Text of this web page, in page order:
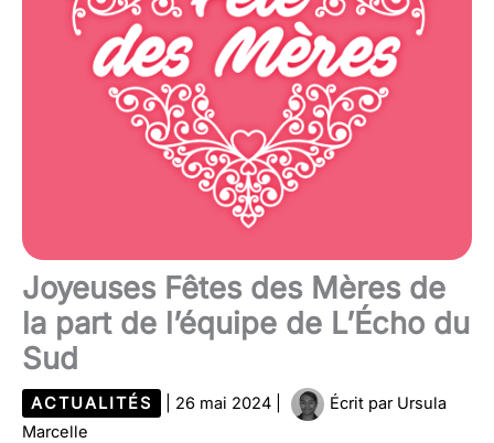
Joyeuses Fêtes des Mères de
la part de l’équipe de L’Écho du
Sud
ACTUALITÉS 26 mai 2024 Écrit par Ursula
Marcelle